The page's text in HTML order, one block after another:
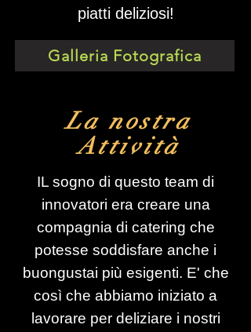
piatti deliziosi!
Galleria Fotografica
La nostra
Attività
IL sogno di questo team di
innovatori era creare una
compagnia di catering che
potesse soddisfare anche i
buongustai più esigenti. E' che
così che abbiamo iniziato a
lavorare per deliziare i nostri